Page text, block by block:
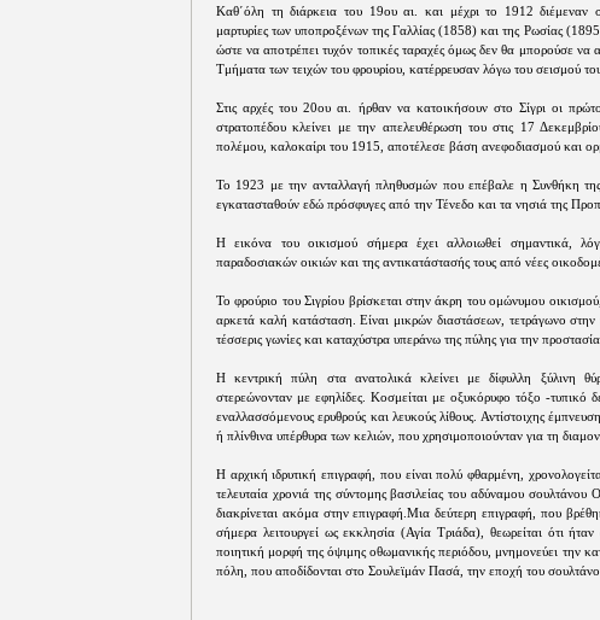
Καθ΄όλη τη διάρκεια του 19ου αι. και μέχρι το 1912 διέμεναν
μαρτυρίες των υποπροξένων της Γαλλίας (1858) και της Ρωσίας
ώστε να αποτρέπει τυχόν τοπικές ταραχές όμως δεν θα μπορούσε να
Τμήματα των τειχών του φρουρίου, κατέρρευσαν λόγω του σεισμού
Στις αρχές του 20ου αι. ήρθαν να κατοικήσουν στο Σίγρι οι
στρατοπέδου κλείνει με την απελευθέρωση του στις 17
πολέμου, καλοκαίρι του 1915, αποτέλεσε βάση ανεφοδιασμού και
To 1923 με την ανταλλαγή πληθυσμών που επέβαλε η Συνθήκη
εγκατασταθούν εδώ πρόσφυγες από την Τένεδο και τα νησιά της
Η εικόνα του οικισμού σήμερα έχει αλλοιωθεί σημαντικά,
παραδοσιακών οικιών και της αντικατάστασής τους από νέες
Το φρούριο του Σιγρίου βρίσκεται στην άκρη του ομώνυμου
αρκετά καλή κατάσταση. Είναι μικρών διαστάσεων, τετράγωνο
τέσσερις γωνίες και καταχύστρα υπεράνω της πύλης για την προστασία
Η κεντρική πύλη στα ανατολικά κλείνει με δίφυλλη ξύλινη
στερεώνονταν με εφηλίδες. Κοσμείται με οξυκόρυφο τόξο -τυπικό
εναλλασσόμενους ερυθρούς και λευκούς λίθους. Αντίστοιχης
ή πλίνθινα υπέρθυρα των κελιών, που χρησιμοποιούνταν για τη
Η αρχική ιδρυτική επιγραφή, που είναι πολύ φθαρμένη,
τελευταία χρονιά της σύντομης βασιλείας του αδύναμου
διακρίνεται ακόμα στην επιγραφή.Μια δεύτερη επιγραφή, που
σήμερα λειτουργεί ως εκκλησία (Αγία Τριάδα), θεωρείται ότι
ποιητική μορφή της όψιμης οθωμανικής περιόδου, μνημονεύει την
πόλη, που αποδίδονται στο Σουλεϊμάν Πασά, την εποχή του